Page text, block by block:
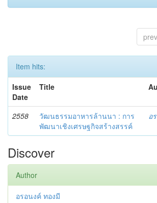
Item hits:
Issue
Date
Title
2558
วัฒนธรรมอาหารล้านนา : การ
พัฒนาเชิงเศรษฐกิจสร้างสรรค์
อ
Discover
Author
อรอนงค์ ทองมี